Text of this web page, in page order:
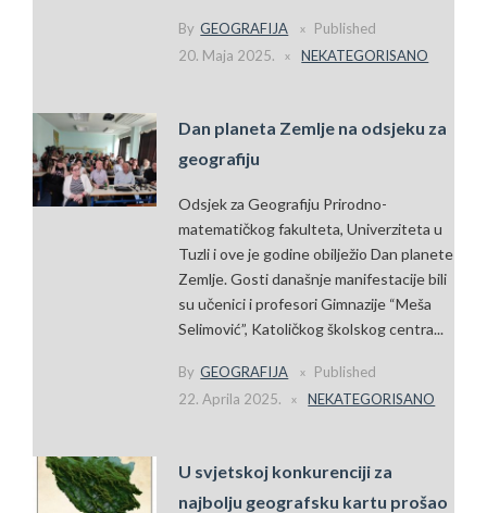
By GEOGRAFIJA
Published
20. Maja 2025.
NEKATEGORISANO
Dan planeta Zemlje na odsjeku za
geografiju
Odsjek za Geografiju Prirodno-
matematičkog fakulteta, Univerziteta u
Tuzli i ove je godine obilježio Dan planete
Zemlje. Gosti današnje manifestacije bili
su učenici i profesori Gimnazije “Meša
Selimović”, Katoličkog školskog centra...
By GEOGRAFIJA
Published
22. Aprila 2025.
NEKATEGORISANO
U svjetskoj konkurenciji za
najbolju geografsku kartu prošao